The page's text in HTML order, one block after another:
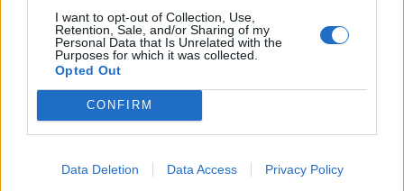
I want to opt-out of Collection, Use,
Retention, Sale, and/or Sharing of my
Personal Data that Is Unrelated with the
Purposes for which it was collected.
Opted Out
CONFIRM
Data Deletion Data Access Privacy Policy
pótolják azokat, amelyeket idén ültettek,
de nem éltek meg. A forgalmi sávokat
elválasztó részre csak bokrokat ültetek,
fákat nem, hiszen ide vannak elföldelve a
villanyvezetékek, így könnyen
hozzáférhető kell maradjon az a rész.